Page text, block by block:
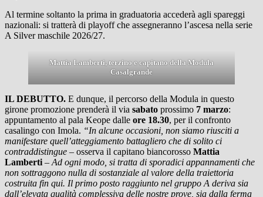
Al termine soltanto la prima in graduatoria accederà agli spareggi
nazionali: si tratterà di playoff che assegneranno l’ascesa nella serie
A Silver maschile 2026/27.
Mattia Lamberti, terzino e capitano della Modula
Casalgrande
IL DEBUTTO. E dunque, il percorso della Modula in questo
girone promozione prenderà il via sabato prossimo 7 marzo:
appuntamento al pala Keope dalle ore 18.30, per il confronto
casalingo con Imola. “In alcune occasioni, non siamo riusciti a
manifestare quell’atteggiamento battagliero che di solito ci
contraddistingue – osserva il capitano biancorosso Mattia
Lamberti – Ad ogni modo, si tratta di sporadici appannamenti che
non sottraggono nulla di sostanziale al valore della traiettoria
costruita fin qui. Il primo posto raggiunto nel gruppo A deriva sia
dall’elevata qualità complessiva delle nostre prove, sia dalla ferma